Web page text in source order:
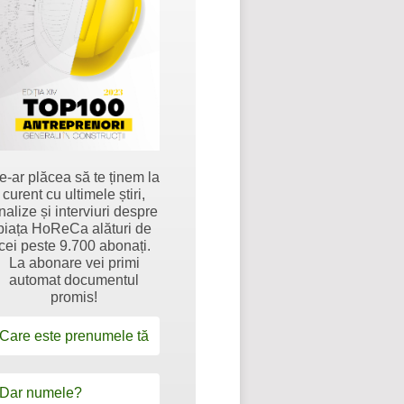
ar plăcea să te ținem la
curent cu ultimele știri,
și interviuri despre
HoReCa alături de
peste 9.700 abonați.
La abonare vei primi
automat documentul
promis!